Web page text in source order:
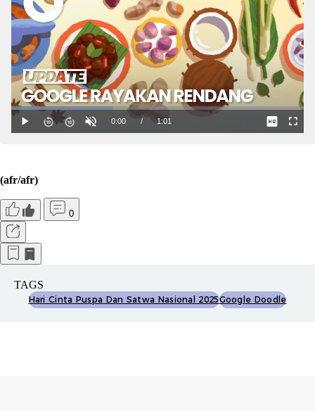
(afr/afr)
0
TAGS
Hari Cinta Puspa Dan Satwa Nasional 2025Google Doodle